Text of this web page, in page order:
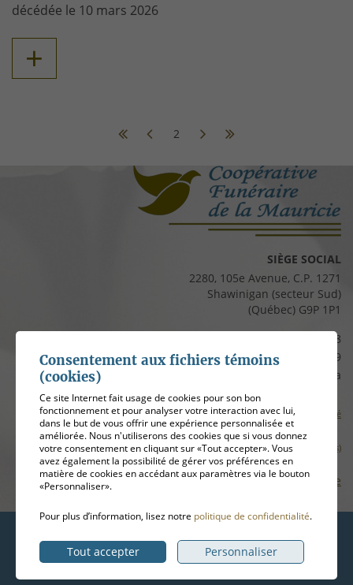
décédée le 10 mars 2026
+
2
SIÈGE SOCIAL
2280, 105e Avenue, C.P. 1271
Shawinigan (secteur Sud)
(Québec) G9P 1P1
819 537-8828
Télécopieur :819 537-8829
clients@cfmauricie.ca
Conditions d’utilisation et politique de confidentialité
Gérer mes témoins (cookies)
Plan de site
Hébergement
ADN communication
Consentement aux fichiers témoins
(cookies)
Ce site Internet fait usage de cookies pour son bon
fonctionnement et pour analyser votre interaction avec lui,
dans le but de vous offrir une expérience personnalisée et
améliorée. Nous n'utiliserons des cookies que si vous donnez
votre consentement en cliquant sur «Tout accepter». Vous
avez également la possibilité de gérer vos préférences en
matière de cookies en accédant aux paramètres via le bouton
«Personnaliser».
Pour plus d’information, lisez notre politique de confidentialité.
Tout accepter Personnaliser